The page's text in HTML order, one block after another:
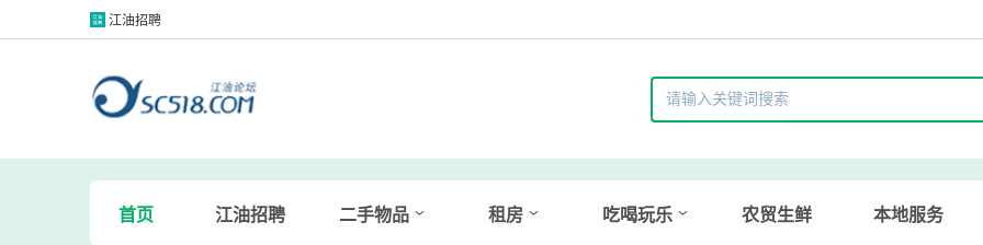
江油招聘
首页 江油招聘 二手物品 租房 吃喝玩乐 农贸生鲜 本地服务